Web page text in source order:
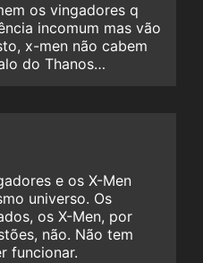
os vingadores q
incomum mas vão
x-men não cabem
do Thanos…
e os X-Men
universo. Os
os X-Men, por
não. Não tem
funcionar.